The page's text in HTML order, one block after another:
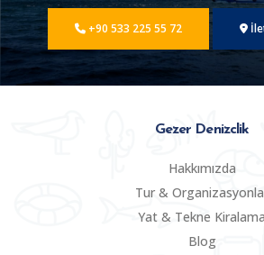
+90 533 225 55 72
Gezer Denizclik
Hakkımızda
Tur &
Yat & Tekne Kiralama
Blog